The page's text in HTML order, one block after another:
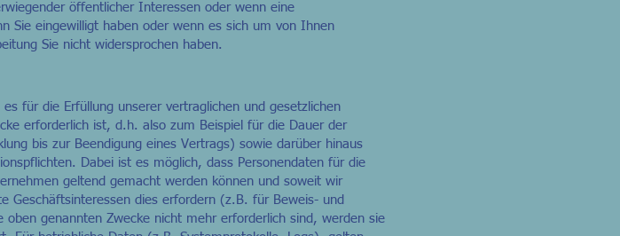
öffentlicher Interessen oder wenn eine
Sie eingewilligt haben oder wenn es sich um von Ihnen
Sie nicht widersprochen haben.
für die Erfüllung unserer vertraglichen und gesetzlichen
erforderlich ist, d.h. also zum Beispiel für die Dauer der
bis zur Beendigung eines Vertrags) sowie darüber hinaus
Dabei ist es möglich, dass Personendaten für die
geltend gemacht werden können und soweit wir
Geschäftsinteressen dies erfordern (z.B. für Beweis- und
genannten Zwecke nicht mehr erforderlich sind, werden sie